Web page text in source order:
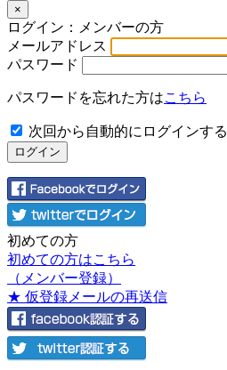
×
ログイン：メンバーの方
メールアドレス
パスワード
パスワードを忘れた方はこちら
次回から自動的にログインする
初めての方
初めての方はこちら
（メンバー登録）
★ 仮登録メールの再送信